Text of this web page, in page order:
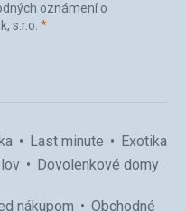
oznámení o
s.r.o. *(povinné)
Last minute
Exotika
Dovolenkové domy
nákupom
Obchodné